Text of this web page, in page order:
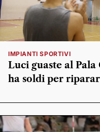
IMPIANTI SPORTIVI
Luci guaste al
ha soldi per